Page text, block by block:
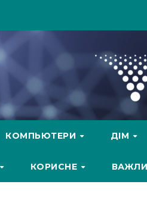
КОМПЬЮТЕРИ ДІМ
КОРИСНЕ